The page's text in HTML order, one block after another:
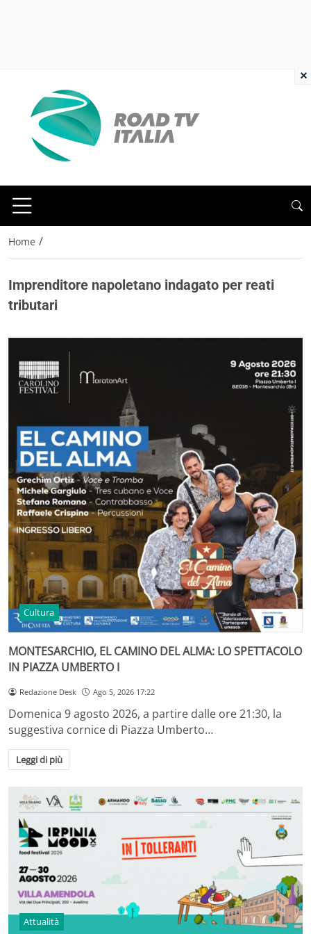
Home /
Imprenditore napoletano indagato per reati
tributari
Cultura
MONTESARCHIO, EL CAMINO DEL ALMA: LO SPETTACOLO
IN PIAZZA UMBERTO I
Redazione Desk Ago 5, 2026 17:22
Domenica 9 agosto 2026, a partire dalle ore 21:30, la
suggestiva cornice di Piazza Umberto…
Leggi di più
Attualità
×